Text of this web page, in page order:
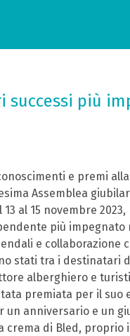
successi più
e premi
Assemblea
13 al 15 novembre
più impegnato
e collaborazione
stati tra i destinatari
alberghiero e
premiata per il suo
un anniversario e un
crema di Bled, proprio